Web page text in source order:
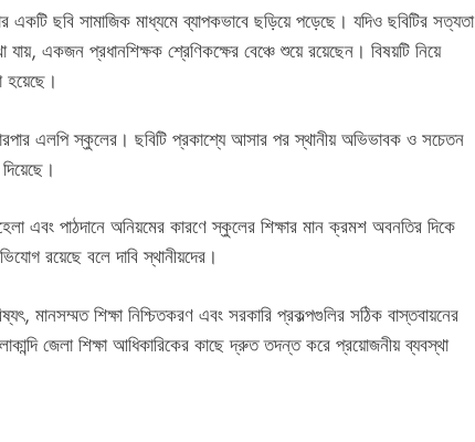
একটি ছবি সামাজিক মাধ্যমে ব্যাপকভাবে ছড়িয়ে পড়েছে। যদিও ছবিটির সত্যতা
একজন প্রধানশিক্ষক শ্রেণিকক্ষের বেঞ্চে শুয়ে রয়েছেন। বিষয়টি নিয়ে
হয়েছে।
এলপি স্কুলের। ছবিটি প্রকাশ্যে আসার পর স্থানীয় অভিভাবক ও সচেতন
এবং পাঠদানে অনিয়মের কারণে স্কুলের শিক্ষার মান ক্রমশ অবনতির দিকে
রয়েছে বলে দাবি স্থানীয়দের।
মানসম্মত শিক্ষা নিশ্চিতকরণ এবং সরকারি প্রকল্পগুলির সঠিক বাস্তবায়নের
জেলা শিক্ষা আধিকারিকের কাছে দ্রুত তদন্ত করে প্রয়োজনীয় ব্যবস্থা